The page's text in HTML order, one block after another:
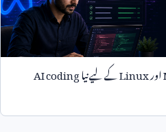
اورLinuxکے لیے نیاAI coding